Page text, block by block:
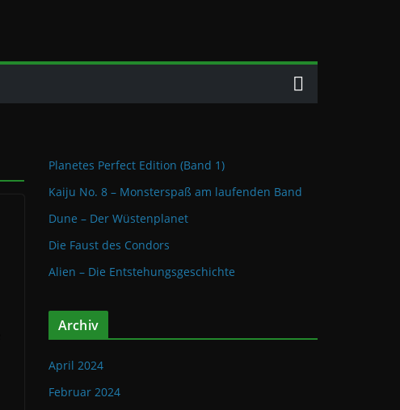
Planetes Perfect Edition (Band 1)
Kaiju No. 8 – Monsterspaß am laufenden Band
Dune – Der Wüstenplanet
Die Faust des Condors
Alien – Die Entstehungsgeschichte
Archiv
April 2024
Februar 2024